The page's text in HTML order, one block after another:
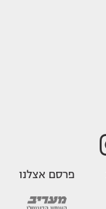
פרסם אצלנו